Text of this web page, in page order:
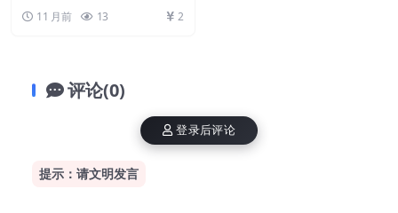
11 月前 13 2
评论(0)
提示：请文明发言
登录后评论